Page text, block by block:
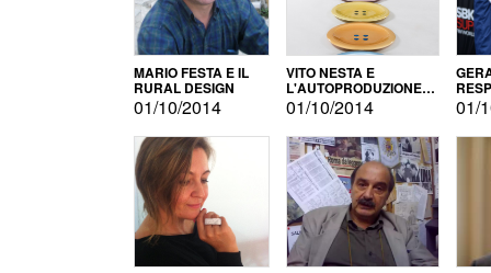
MARIO FESTA E IL
RURAL DESIGN
01/10/2014
VITO NESTA E
L'AUTOPRODUZIONE
COME RECUPERO DEI
SIMBOLI
01/10/2014 01/